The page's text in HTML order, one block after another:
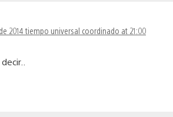
2014 tiempo universal coordinado at 21:00